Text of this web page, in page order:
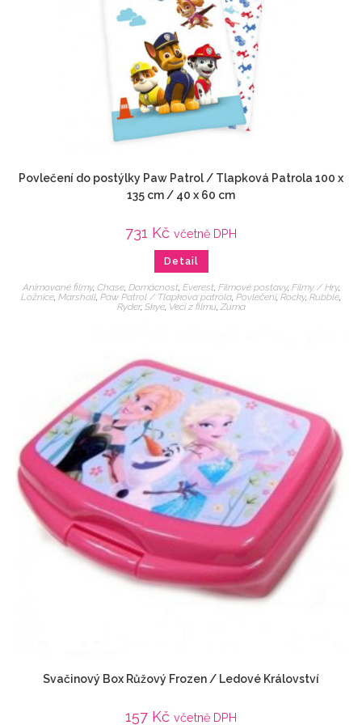
Povlečení do postýlky Paw Patrol / Tlapková Patrola 100 x
135 cm / 40 x 60 cm
731 Kč včetně DPH
Detail
Animované filmy, Chase, Domácnost, Everest, Filmové postavy, Filmy / Hry,
Ložnice, Marshall, Paw Patrol / Tlapková patrola, Povlečení, Rocky, Rubble,
Ryder, Skye, Veci z filmu,Zuma
Svačinový Box Růžový Frozen / Ledové Království
157 Kč včetně DPH